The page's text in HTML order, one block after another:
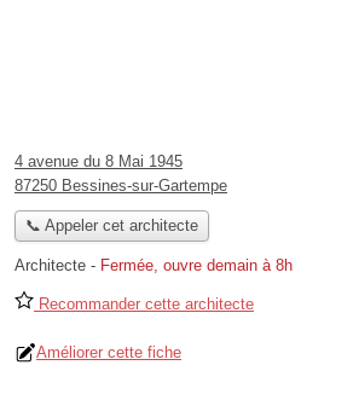
4 avenue du 8 Mai 1945
87250 Bessines-sur-Gartempe
📞 Appeler cet architecte
Architecte - Fermée, ouvre demain à 8h
Recommander cette architecte
Améliorer cette fiche